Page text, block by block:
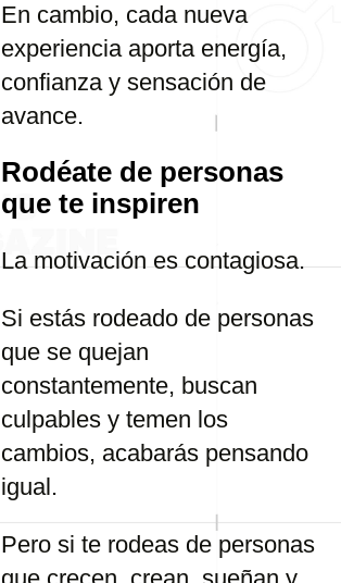
En cambio, cada nueva
experiencia aporta energía,
confianza y sensación de
avance.
Rodéate de personas
que te inspiren
La motivación es contagiosa.
Si estás rodeado de personas
que se quejan
constantemente, buscan
culpables y temen los
cambios, acabarás pensando
igual.
Pero si te rodeas de personas